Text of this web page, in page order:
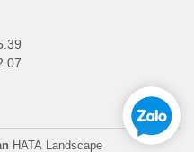
HATA Landscape